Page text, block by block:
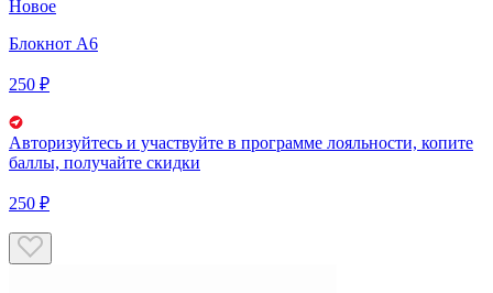
Новое
Блокнот А6
250 ₽
Авторизуйтесь и участвуйте в программе лояльности, копите
баллы, получайте скидки
250 ₽